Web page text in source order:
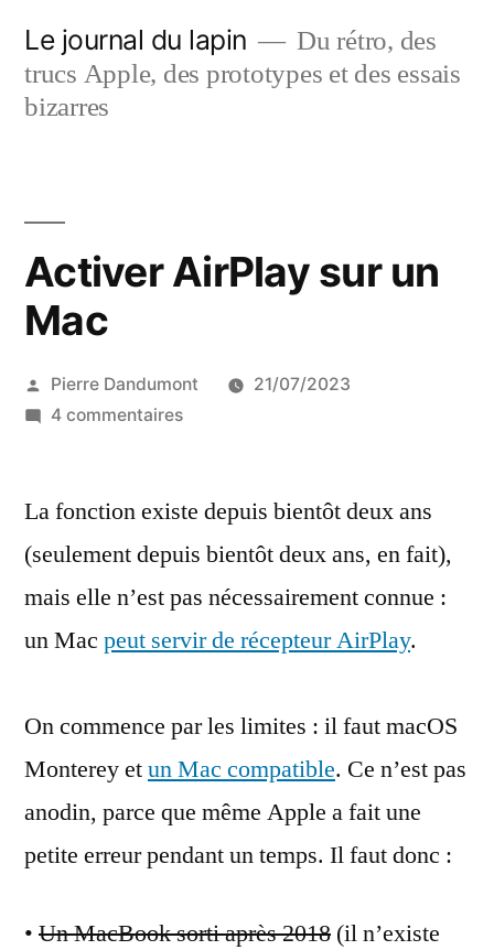
contenu
Le journal du lapin
Du rétro, des
trucs Apple, des prototypes et des essais
bizarres
Activer AirPlay sur un
Mac
Publié
par
Pierre Dandumont
21/07/2023
4 commentairessur
sur
Mac
La fonction existe depuis bientôt deux ans
(seulement depuis bientôt deux ans, en fait),
mais elle n’est pas nécessairement connue :
un Mac peut servir de récepteur AirPlay.
On commence par les limites : il faut macOS
Monterey etun Mac compatible. Ce n’est pas
anodin, parce que même Apple a fait une
petite erreur pendant un temps. Il faut donc :
• Un MacBook sorti après 2018 (il n’existe